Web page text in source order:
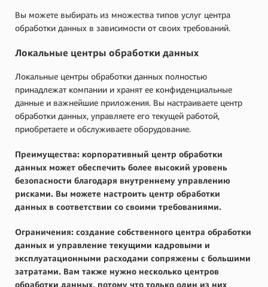
Вы можете выбирать из множества типов услуг центра
обработки данных в зависимости от своих требований.
Локальные центры обработки данных
Локальные центры обработки данных полностью
принадлежат компании и хранят ее конфиденциальные
данные и важнейшие приложения. Вы настраиваете центр
обработки данных, управляете его текущей работой,
приобретаете и обслуживаете оборудование.
Преимущества: корпоративный центр обработки
данных может обеспечить более высокий уровень
безопасности благодаря внутреннему управлению
рисками. Вы можете настроить центр обработки
данных в соответствии со своими требованиями.
Ограничения: создание собственного центра обработки
данных и управление текущими кадровыми и
эксплуатационными расходами сопряжены с большими
затратами. Вам также нужно несколько центров
обработки данных, потому что только один из них